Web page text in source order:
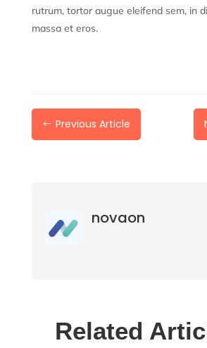
rutrum, tortor augue eleifend sem, in
massa et eros.
# Previous Article
novaon
Related